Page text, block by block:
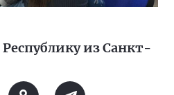
из Санкт-